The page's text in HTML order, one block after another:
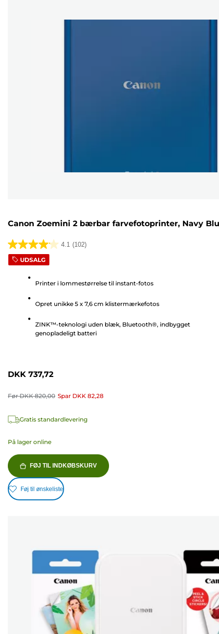
Canon Zoemini 2 bærbar farvefotoprinter, Navy
4.1 (102)
4.1
ud
stjerner.
anmeldelser
UDSALG
Printer i lommestørrelse til instant-fotos
Opret unikke 5 x 7,6 cm klistermærkefotos
ZINK™-teknologi uden blæk, Bluetooth®, indbygget
genopladeligt batteri
DKK 737,72
FørDKK 820,00 Spar DKK 82,28
Gratis standardlevering
På lager online
FØJ TIL INDKØBSKURV
Føj til ønskeliste